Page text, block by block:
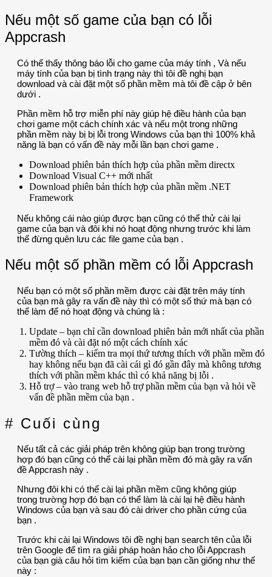
Nếu một số game của bạn có lỗi
Appcrash
Có thể thấy thông báo lỗi cho game của máy tính , Và nếu
máy tính của bạn bị tình trạng này thì tôi đề nghị bạn
download và cài đặt một số phần mềm mà tôi đề cập ở bên
dưới .
Phần mềm hỗ trợ miễn phí này giúp hệ điều hành của bạn
chơi game một cách chính xác và nếu một trong những
phần mềm này bị bị lỗi trong Windows của bạn thì 100% khả
năng là bạn có vấn đề này mỗi lần bạn chơi game .
Download phiên bản thích hợp của phần mềm directx
Download Visual C++ mới nhất
Download phiên bản thích hợp của phần mềm .NET
Framework
Nếu không cái nào giúp được bạn cũng có thể thử cài lại
game của bạn và đôi khi nó hoạt động nhưng trước khi làm
thế đừng quên lưu các file game của bạn .
Nếu một số phần mềm có lỗi Appcrash
Nếu bạn có một số phần mềm được cài đặt trên máy tính
của bạn mà gây ra vấn đề này thì có một số thứ mà bạn có
thể làm để nó hoạt động và chúng là :
Update – bạn chỉ cần download phiên bản mới nhất của phần
mềm đó và cài đặt nó một cách chính xác
Tường thích – kiểm tra mọi thứ tương thích với phần mềm đó
hay không nếu bạn đã cài cái gì đó gần đây mà không tương
thích với phần mềm khác thì có khả năng bị lỗi .
Hỗ trợ – vào trang web hỗ trợ phần mềm của bạn và hỏi về
vấn đề phần mềm của bạn .
# Cuối cùng
Nếu tất cả các giải pháp trên không giúp bạn trong trường
hợp đó bạn cũng có thể cài lại phần mềm đó mà gây ra vấn
đề Appcrash này .
Nhưng đôi khi có thể cài lại phần mềm cũng không giúp
trong trường hợp đó bạn có thể làm là cài lại hệ điều hành
Windows của bạn và sau đó cài driver cho phần cứng của
bạn .
Trước khi cài lại Windows tôi đề nghị bạn search tên của lỗi
trên Google để tìm ra giải pháp hoàn hảo cho lỗi Appcrash
của bạn già câu hỏi tìm kiếm của bạn bạn cần giống như thế
này :